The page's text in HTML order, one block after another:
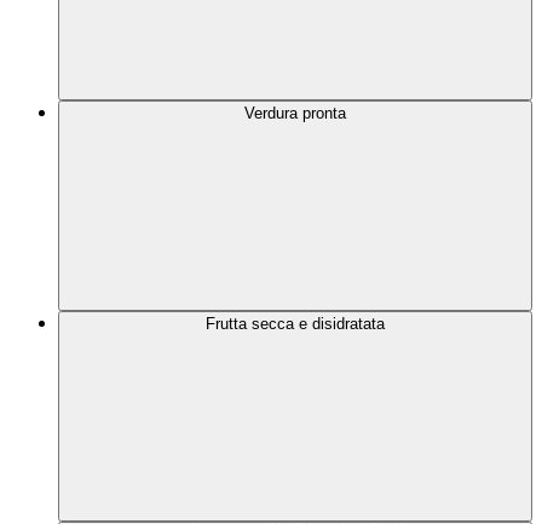
Verdura pronta
Frutta secca e disidratata